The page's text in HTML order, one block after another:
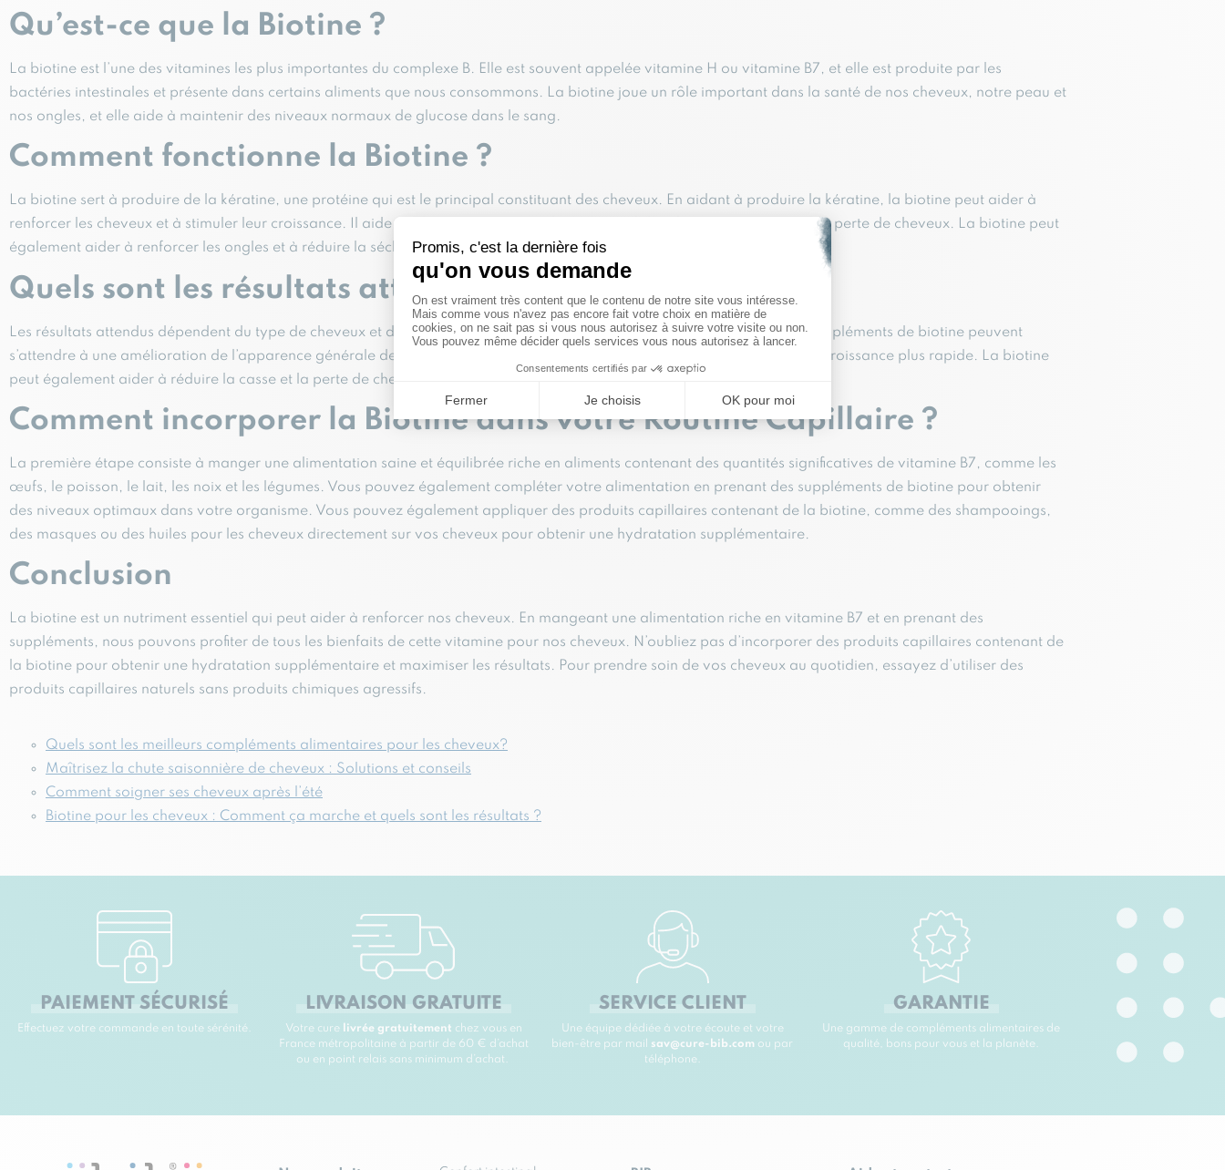
Qu’est-ce que la Biotine ?
La biotine est l’une des vitamines les plus importantes du complexe B. Elle est souvent appelée vitamine H ou vitamine B7, et elle est produite par les
bactéries intestinales et présente dans certains aliments que nous consommons. La biotine joue un rôle important dans la santé de nos cheveux, notre peau et
nos ongles, et elle aide à maintenir des niveaux normaux de glucose dans le sang.
Comment fonctionne la Biotine ?
La biotine sert à produire de la kératine, une protéine qui est le principal constituant des cheveux. En aidant à produire la kératine, la biotine peut aider à
renforcer les cheveux et à stimuler leur croissance. Il aide également à maintenir le pH naturel des cheveux et à prévenir la perte de cheveux. La biotine peut
également aider à renforcer les ongles et à réduire la sécheresse et la desquamation de la peau.
Quels sont les résultats attendus ?
Les résultats attendus dépendent du type de cheveux et de la santé générale du corps. Les personnes qui prennent des suppléments de biotine peuvent
s’attendre à une amélioration de l’apparence générale des cheveux, y compris une augmentation de leur brillance et une croissance plus rapide. La biotine
peut également aider à réduire la casse et la perte de cheveux, ainsi qu’à améliorer l’apparence des ongles et de la peau.
Comment incorporer la Biotine dans votre Routine Capillaire ?
La première étape consiste à manger une alimentation saine et équilibrée riche en aliments contenant des quantités significatives de vitamine B7, comme les
œufs, le poisson, le lait, les noix et les légumes. Vous pouvez également compléter votre alimentation en prenant des suppléments de biotine pour obtenir
des niveaux optimaux dans votre organisme. Vous pouvez également appliquer des produits capillaires contenant de la biotine, comme des shampooings,
des masques ou des huiles pour les cheveux directement sur vos cheveux pour obtenir une hydratation supplémentaire.
Conclusion
La biotine est un nutriment essentiel qui peut aider à renforcer nos cheveux. En mangeant une alimentation riche en vitamine B7 et en prenant des
suppléments, nous pouvons profiter de tous les bienfaits de cette vitamine pour nos cheveux. N’oubliez pas d’incorporer des produits capillaires contenant de
la biotine pour obtenir une hydratation supplémentaire et maximiser les résultats. Pour prendre soin de vos cheveux au quotidien, essayez d’utiliser des
produits capillaires naturels sans produits chimiques agressifs.
Quels sont les meilleurs compléments alimentaires pour les cheveux?
Maîtrisez la chute saisonnière de cheveux : Solutions et conseils
Comment soigner ses cheveux après l’été
Biotine pour les cheveux : Comment ça marche et quels sont les résultats ?
PAIEMENT SÉCURISÉ
Effectuez votre commande en toute sérénité.
LIVRAISON GRATUITE
Votre cure livrée gratuitement chez vous en
France métropolitaine à partir de 60 € d’achat
ou en point relais sans minimum d’achat.
SERVICE CLIENT
Une équipe dédiée à votre écoute et votre
bien-être par mail sav@cure-bib.com ou par
téléphone.
GARANTIE
Une gamme de compléments alimentaires de
qualité, bons pour vous et la planète.